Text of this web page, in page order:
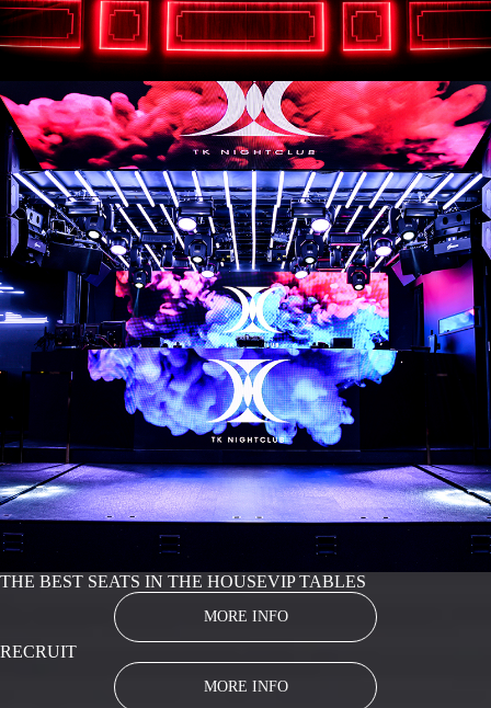
THE BEST SEATS IN THE HOUSEVIP TABLES
MORE INFO
RECRUIT
MORE INFO